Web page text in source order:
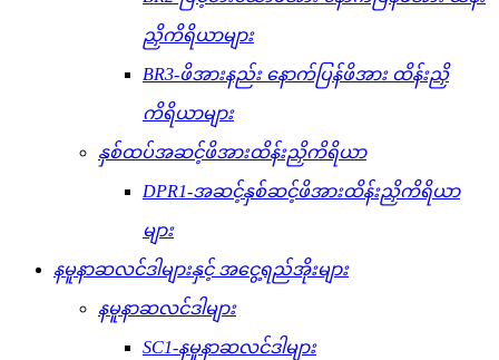
ညှိကိရိယာများ
BR3-ဖိအားနည်း နောက်ပြန်ဖိအား ထိန်းညှိ
ကိရိယာများ
နှစ်ထပ်အဆင့်ဖိအားထိန်းညှိကိရိယာ
DPR1-အဆင့်နှစ်ဆင့်ဖိအားထိန်းညှိကိရိယာ
များ
နမူနာဆလင်ဒါများနှင့် အငွေ့ရည်အိုးများ
နမူနာဆလင်ဒါများ
SC1-နမူနာဆလင်ဒါများ